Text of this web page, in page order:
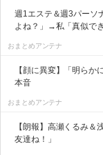
週1エステ＆週3パーソ
よね？」→私「真似で
おまとめアンテナ
【顔に異変】「明ら
本音
おまとめアンテナ
【朗報】高瀬くるみ
友達ね！」